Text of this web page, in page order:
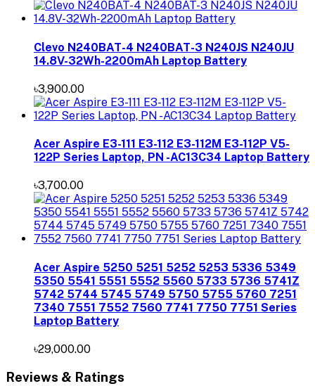
Clevo N240BAT-4 N240BAT-3 N240JS N240JU
14.8V-32Wh-2200mAh Laptop Battery
৳3,900.00
Acer Aspire E3-111 E3-112 E3-112M E3-112P V5-
122P Series Laptop, PN -AC13C34 Laptop Battery
৳3,700.00
Acer Aspire 5250 5251 5252 5253 5336 5349
5350 5541 5551 5552 5560 5733 5736 5741Z
5742 5744 5745 5749 5750 5755 5760 7251
7340 7551 7552 7560 7741 7750 7751 Series
Laptop Battery
৳29,000.00
Reviews & Ratings